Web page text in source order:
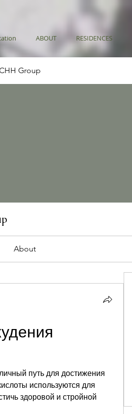
ABOUT RESIDENCES
Group
About
путь для достижения
используются для
здоровой и стройной